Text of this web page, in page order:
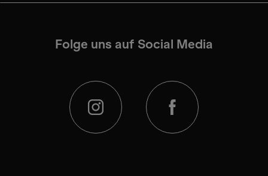
Folge uns auf Social Media